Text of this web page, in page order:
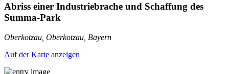
Abriss einer Industriebrache und Schaffung des
Summa-Park
Oberkotzau, Oberkotzau, Bayern
Auf der Karte anzeigen